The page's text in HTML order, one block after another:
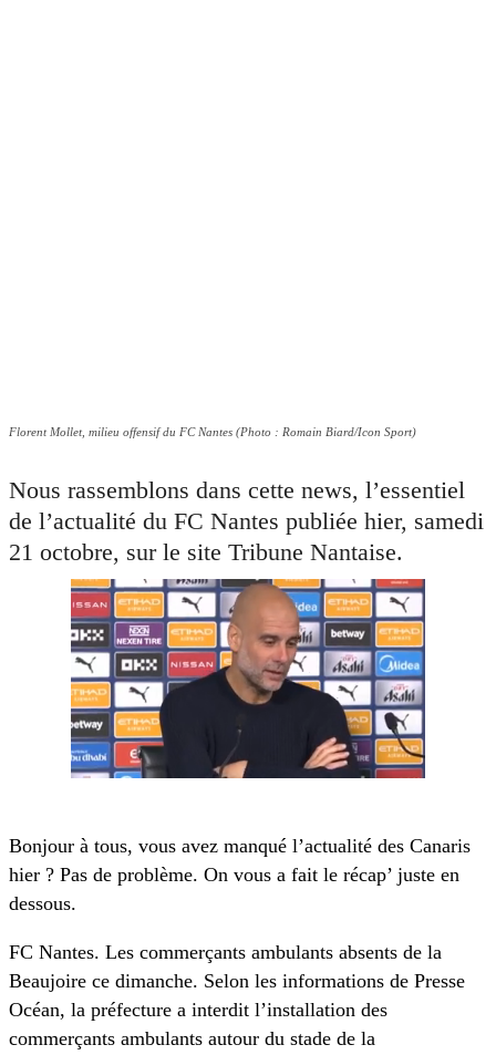
Florent Mollet, milieu offensif du FC Nantes (Photo : Romain Biard/Icon Sport)
Nous rassemblons dans cette news, l’essentiel
de l’actualité du FC Nantes publiée hier, samedi
21 octobre, sur le site Tribune Nantaise.
Bonjour à tous, vous avez manqué l’actualité des Canaris
hier ? Pas de problème. On vous a fait le récap’ juste en
dessous.
FC Nantes. Les commerçants ambulants absents de la
Beaujoire ce dimanche. Selon les informations de Presse
Océan, la préfecture a interdit l’installation des
commerçants ambulants autour du stade de la